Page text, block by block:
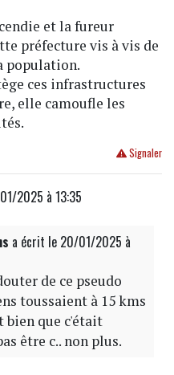
et la fureur
préfecture vis à vis de
population.
ces infrastructures
elle camoufle les
Signaler
2025 à 13:35
a écrit le 20/01/2025 à
de ce pseudo
toussaient à 15 kms
bien que c'était
être c.. non plus.